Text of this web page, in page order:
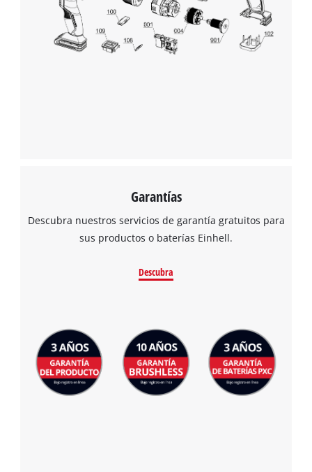
Garantías
Descubra nuestros servicios de garantía gratuitos para
sus productos o baterías Einhell.
Descubra